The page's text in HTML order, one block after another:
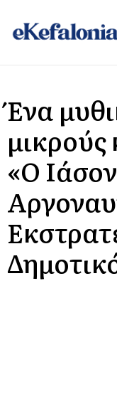
Ένα
μικρούς
«Ο